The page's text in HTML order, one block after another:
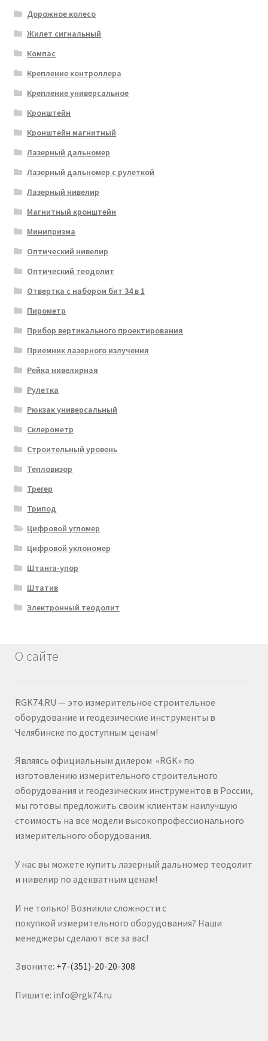
Дорожное колесо
Жилет сигнальный
Компас
Крепление контроллера
Крепление универсальное
Кронштейн
Кронштейн магнитный
Лазерный дальномер
Лазерный дальномер с рулеткой
Лазерный нивелир
Магнитный кронштейн
Минипризма
Оптический нивелир
Оптический теодолит
Отвертка с набором бит 34 в 1
Пирометр
Прибор вертикального проектирования
Приемник лазерного излучения
Рейка нивелирная
Рулетка
Рюкзак универсальный
Склерометр
Строительный уровень
Тепловизор
Трегер
Трипод
Цифровой угломер
Цифровой уклономер
Штанга-упор
Штатив
Электронный теодолит
О сайте
RGK74.RU — это измерительное строительное
оборудование и геодезические инструменты в
Челябинске по доступным ценам!
Являясь официальным дилером «RGK» по
изготовлению измерительного строительного
оборудования и геодезических инструментов в России,
мы готовы предложить своим клиентам наилучшую
стоимость на все модели высокопрофессионального
измерительного оборудования.
У нас вы можете купить лазерный дальномер теодолит
и нивелир по адекватным ценам!
И не только! Возникли сложности с
покупкой измерительного оборудования? Наши
менеджеры сделают все за вас!
Звоните: +7-(351)-20-20-308
Пишите: info@rgk74.ru